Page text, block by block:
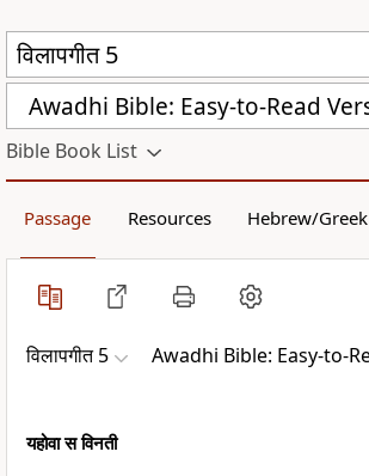
Bible Book List
Passage Resources Hebrew/Greek
विलापगीत 5 Awadhi Bible: Easy-to-
यहोवा स विनती